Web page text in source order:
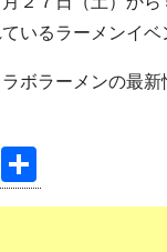
いるラーメンイベ
ボラーメンの最
有